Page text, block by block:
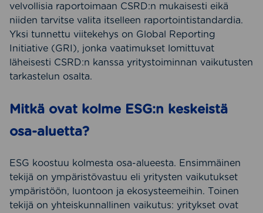
velvollisia raportoimaan CSRD:n mukaisesti eikä
niiden tarvitse valita itselleen raportointistandardia.
Yksi tunnettu viitekehys on Global Reporting
Initiative (GRI), jonka vaatimukset lomittuvat
läheisesti CSRD:n kanssa yritystoiminnan vaikutusten
tarkastelun osalta.
Mitkä ovat kolme ESG:n keskeistä
osa-aluetta?
ESG koostuu kolmesta osa-alueesta. Ensimmäinen
tekijä on ympäristövastuu eli yritysten vaikutukset
ympäristöön, luontoon ja ekosysteemeihin. Toinen
tekijä on yhteiskunnallinen vaikutus: yritykset ovat